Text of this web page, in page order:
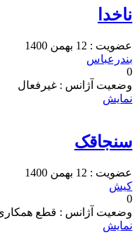
ناخدا
عضویت : 12 بهمن 1400
بندرعباس
0
وضعیت آژانس : غیرفعال
نمایش
سنجاقک
عضویت : 12 بهمن 1400
کیش
0
وضعیت آژانس : قطع
نمایش